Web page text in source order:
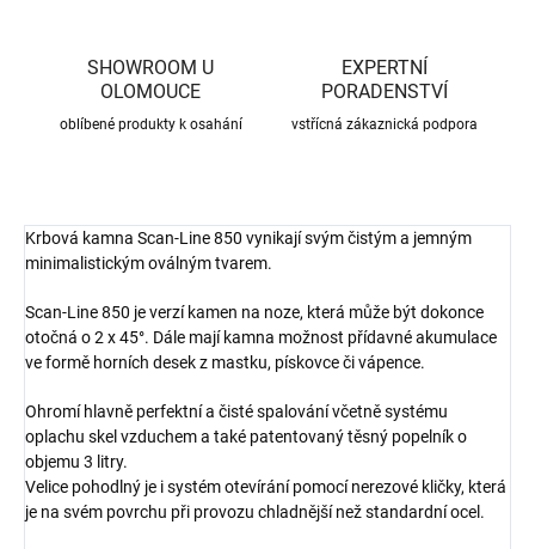
SHOWROOM U
OLOMOUCE
oblíbené produkty k osahání
EXPERTNÍ
PORADENSTVÍ
vstřícná zákaznická podpora
Krbová kamna Scan-Line 850 vynikají svým čistým a jemným
minimalistickým oválným tvarem.
Scan-Line 850 je verzí kamen na noze, která může být dokonce
otočná o 2 x 45°. Dále mají kamna možnost přídavné akumulace
ve formě horních desek z mastku, pískovce či vápence.
Ohromí hlavně perfektní a čisté spalování včetně systému
oplachu skel vzduchem a také patentovaný těsný popelník o
objemu 3 litry.
Velice pohodlný je i systém otevírání pomocí nerezové kličky, která
je na svém povrchu při provozu chladnější než standardní ocel.